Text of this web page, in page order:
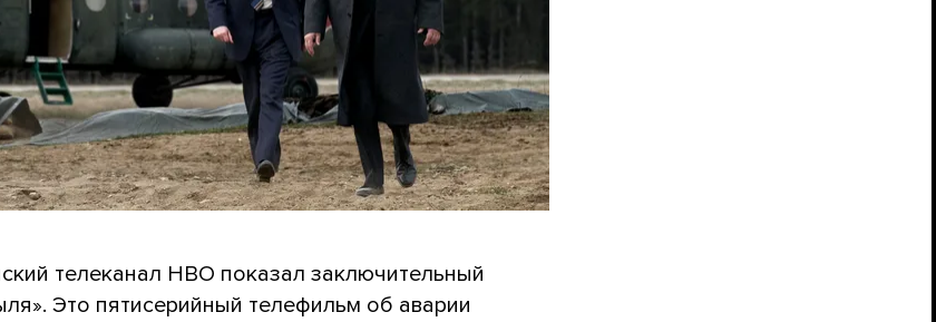
телеканал HBO показал заключительный
Это пятисерийный телефильм об аварии